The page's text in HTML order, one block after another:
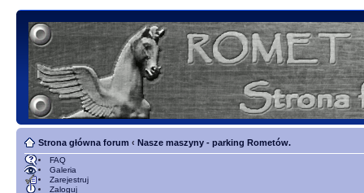
Strona główna forum ‹ Nasze maszyny - parking Rometów.
FAQ
Galeria
Zarejestruj
Zaloguj